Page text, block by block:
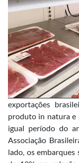
exportações
produto in natura e
igual período do
Associação
lado, os embarques